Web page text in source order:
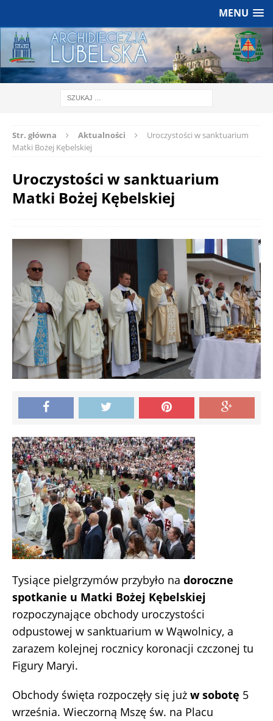
MENU
Str. główna Aktualności
Uroczystości w sanktuarium
Matki Bożej Kębelskiej
Uroczystości w sanktuarium
Matki Bożej Kębelskiej
Tysiące pielgrzymów przybyło na doroczne
spotkanie u Matki Bożej Kębelskiej
rozpoczynające obchody uroczystości
odpustowej w sanktuarium w Wąwolnicy, a
zarazem kolejnej rocznicy koronacji czczonej tu
Figury Maryi.
Obchody święta rozpoczęły się już w sobotę 5
września. Wieczorną Mszę św. na Placu